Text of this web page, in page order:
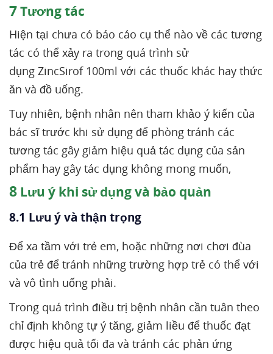
7Tương tác
Hiện tại chưa có báo cáo cụ thể nào về các tương
tác có thể xảy ra trong quá trình sử
dụng ZincSirof 100ml với các thuốc khác hay thức
ăn và đồ uống.
Tuy nhiên, bệnh nhân nên tham khảo ý kiến của
bác sĩ trước khi sử dụng để phòng tránh các
tương tác gây giảm hiệu quả tác dụng của sản
phẩm hay gây tác dụng không mong muốn,
8 Lưu ý khi sử dụng và bảo quản
8.1 Lưu ý và thận trọng
Để xa tầm với trẻ em, hoặc những nơi chơi đùa
của trẻ để tránh những trường hợp trẻ có thể với
và vô tình uống phải.
Trong quá trình điều trị bệnh nhân cần tuân theo
chỉ định không tự ý tăng, giảm liều để thuốc đạt
được hiệu quả tối đa và tránh các phản ứng